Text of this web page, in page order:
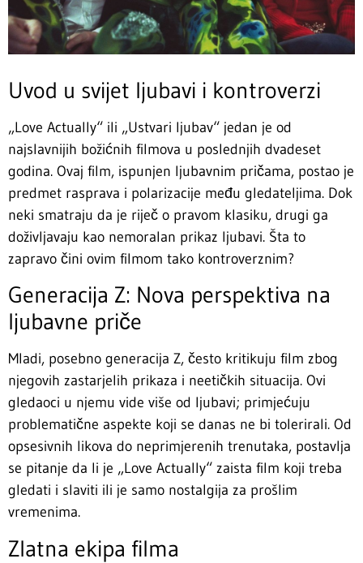
Uvod u svijet ljubavi i kontroverzi
„Love Actually“ ili „Ustvari ljubav“ jedan je od
najslavnijih božićnih filmova u poslednjih dvadeset
godina. Ovaj film, ispunjen ljubavnim pričama, postao je
predmet rasprava i polarizacije među gledateljima. Dok
neki smatraju da je riječ o pravom klasiku, drugi ga
doživljavaju kao nemoralan prikaz ljubavi. Šta to
zapravo čini ovim filmom tako kontroverznim?
Generacija Z: Nova perspektiva na
ljubavne priče
Mladi, posebno generacija Z, često kritikuju film zbog
njegovih zastarjelih prikaza i neetičkih situacija. Ovi
gledaoci u njemu vide više od ljubavi; primjećuju
problematične aspekte koji se danas ne bi tolerirali. Od
opsesivnih likova do neprimjerenih trenutaka, postavlja
se pitanje da li je „Love Actually“ zaista film koji treba
gledati i slaviti ili je samo nostalgija za prošlim
vremenima.
Zlatna ekipa filma